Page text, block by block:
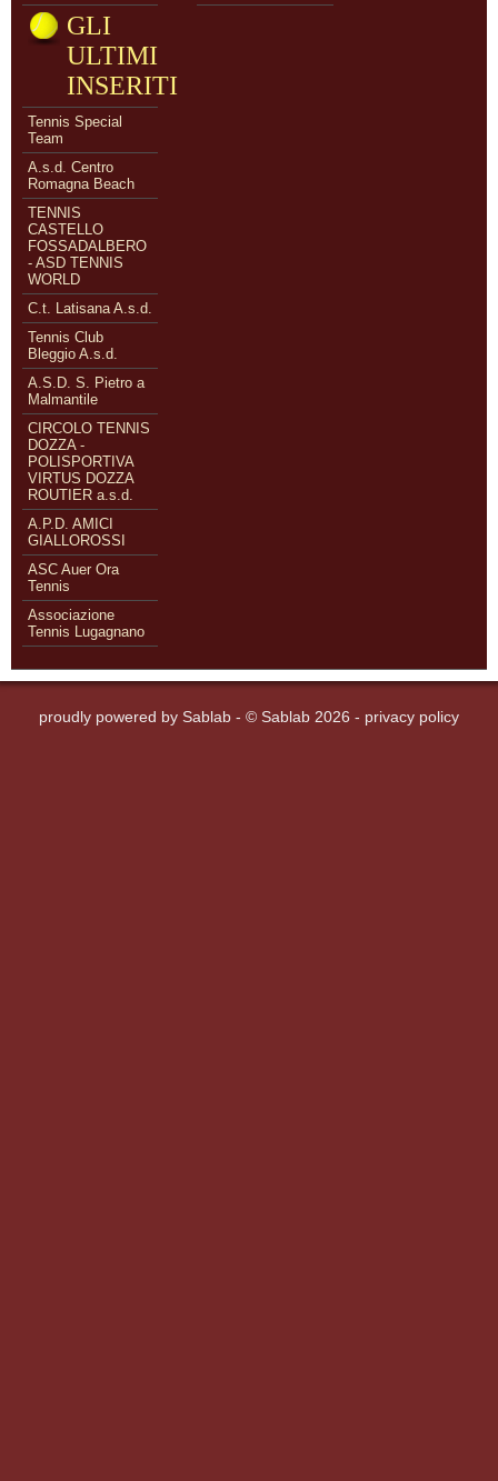
GLI
ULTIMI
INSERITI
Tennis Special
Team
A.s.d. Centro
Romagna Beach
TENNIS
CASTELLO
FOSSADALBERO
- ASD TENNIS
WORLD
C.t. Latisana A.s.d.
Tennis Club
Bleggio A.s.d.
A.S.D. S. Pietro a
Malmantile
CIRCOLO TENNIS
DOZZA -
POLISPORTIVA
VIRTUS DOZZA
ROUTIER a.s.d.
A.P.D. AMICI
GIALLOROSSI
ASC Auer Ora
Tennis
Associazione
Tennis Lugagnano
proudly powered by Sablab - © Sablab 2026 - privacy policy